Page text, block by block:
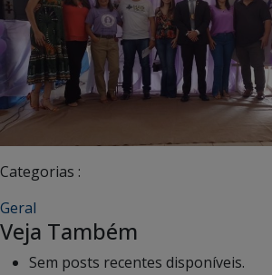
Categorias :
Geral
Veja Também
Sem posts recentes disponíveis.